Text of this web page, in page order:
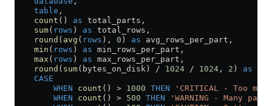
    table
,
    count
() as total_parts,
    sum
( rows ) as total_rows,
    round
( avg ( rows ), 0 ) as avg_rows_per_part,
    min
( rows ) as min_rows_per_part,
    max
( rows ) as max_rows_per_part,
    round
( sum(bytes_on_disk) / 1024 / 1024 , 2 ) as
    CASE
        WHEN
count () > 1000 THEN 'CRITICAL - Too
        WHEN
count () > 500 THEN 'WARNING - Many